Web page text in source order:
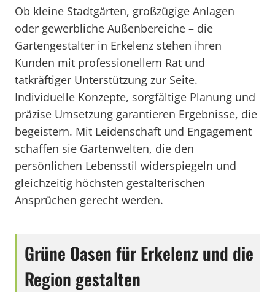
Ob kleine Stadtgärten, großzügige Anlagen
oder gewerbliche Außenbereiche – die
Gartengestalter in Erkelenz stehen ihren
Kunden mit professionellem Rat und
tatkräftiger Unterstützung zur Seite.
Individuelle Konzepte, sorgfältige Planung und
präzise Umsetzung garantieren Ergebnisse, die
begeistern. Mit Leidenschaft und Engagement
schaffen sie Gartenwelten, die den
persönlichen Lebensstil widerspiegeln und
gleichzeitig höchsten gestalterischen
Ansprüchen gerecht werden.
Grüne Oasen für Erkelenz und die
Region gestalten